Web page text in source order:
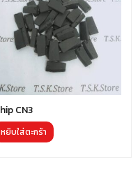
Chip CN3
หยิบใส่ตะกร้า